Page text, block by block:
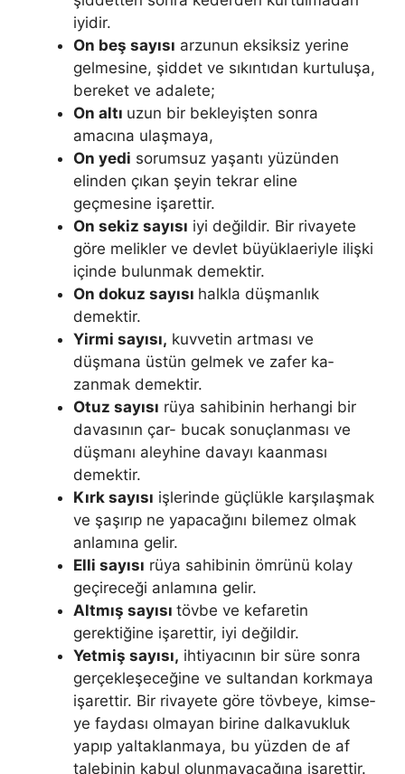
iyidir.
On beş sayısı arzunun eksiksiz yerine
gelmesine, şiddet ve sıkıntıdan kurtu­luşa,
bereket ve adalete;
On altı uzun bir bekleyişten sonra
amacına ulaş­maya,
On yedi sorumsuz yaşantı yüzünden
elinden çıkan şeyin tekrar eli­ne
geçmesine işarettir.
On sekiz sayısı iyi değildir. Bir rivayete
göre me­likler ve devlet büyüklaeriyle ilişki
içinde bulunmak demektir.
On dokuz sa­yısı halkla düşmanlık
demektir.
Yirmi sayısı, kuvvetin artması ve
düşmana üstün gelmek ve zafer ka­
zanmak demektir.
Otuz sayısı rüya sahibinin herhangi bir
davasının çar- bucak sonuçlanması ve
düşmanı aleyhine davayı kaanması
demektir.
Kırk sayısı işlerinde güçlükle karşılaşmak
ve şaşırıp ne yapacağını bile­mez olmak
anlamına gelir.
Elli sayısı rüya sahibinin ömrünü kolay
geçireceği anlamına gelir.
Altmış sayısı tövbe ve kefaretin
gerektiğine işarettir, iyi değildir.
Yetmiş sayısı, ihtiyacının bir süre sonra
gerçekleşe­ceğine ve sultandan korkmaya
işarettir. Bir rivayete göre tövbeye, kimse­
ye faydası olmayan birine dalkavukluk
yapıp yaltaklanmaya, bu yüzden de af
talebinin kabul olunmayacağına işarettir.